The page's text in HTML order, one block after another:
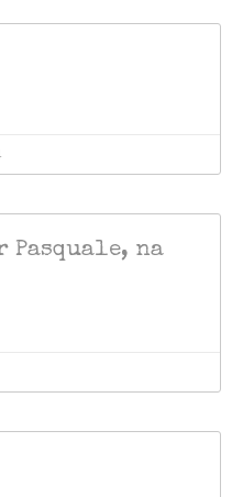
Pasquale, na